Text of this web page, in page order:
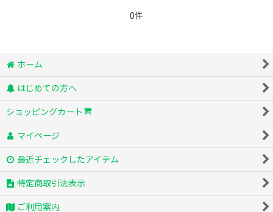
0件
ホーム
はじめての方へ
ショッピングカート
マイページ
最近チェックしたアイテム
特定商取引法表示
ご利用案内